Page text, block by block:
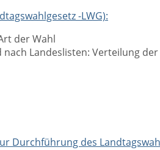
-LWG):
der Wahl
nach Landeslisten: Verteilung
Durchführung des